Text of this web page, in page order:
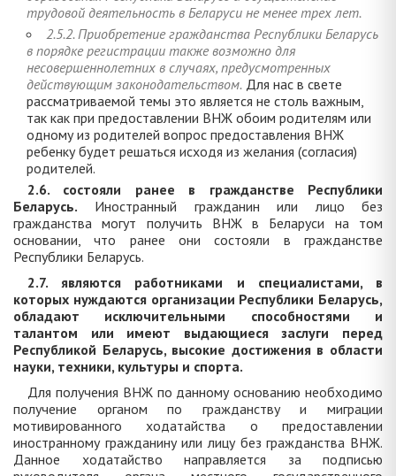
трудовой деятельность в Беларуси не менее трех лет.
2.5.2. Приобретение гражданства Республики Беларусь
в порядке регистрации также возможно для
несовершеннолетних в случаях, предусмотренных
действующим законодательством. Для нас в свете
рассматриваемой темы это является не столь важным,
так как при предоставлении ВНЖ обоим родителям или
одному из родителей вопрос предоставления ВНЖ
ребенку будет решаться исходя из желания (согласия)
родителей.
2.6. состояли ранее в гражданстве Республики
Беларусь. Иностранный гражданин или лицо без
гражданства могут получить ВНЖ в Беларуси на том
основании, что ранее они состояли в гражданстве
Республики Беларусь.
2.7. являются работниками и специалистами, в
которых нуждаются организации Республики Беларусь,
обладают исключительными способностями и
талантом или имеют выдающиеся заслуги перед
Республикой Беларусь, высокие достижения в области
науки, техники, культуры и спорта.
Для получения ВНЖ по данному основанию необходимо
получение органом по гражданству и миграции
мотивированного ходатайства о предоставлении
иностранному гражданину или лицу без гражданства ВНЖ.
Данное ходатайство направляется за подписью